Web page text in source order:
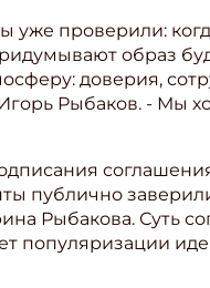
уже проверили:
образ
доверия,
Рыбаков. - Мы
публично
Рыбакова. Суть
популяризации